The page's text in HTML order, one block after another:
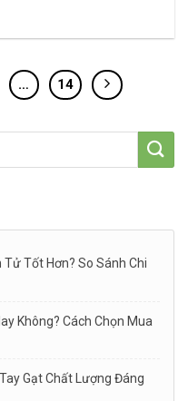
Tử Tốt Hơn? So Sánh Chi
Không? Cách Chọn Mua
Gạt Chất Lượng Đáng
… 14